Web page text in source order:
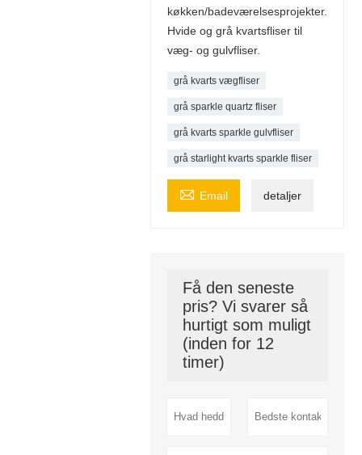
køkken/badeværelsesprojekter.
Hvide og grå kvartsfliser til
væg- og gulvfliser.
grå kvarts vægfliser
grå sparkle quartz fliser
grå kvarts sparkle gulvfliser
grå starlight kvarts sparkle fliser
 Email detaljer
Få den seneste
pris? Vi svarer så
hurtigt som muligt
(inden for 12
timer)